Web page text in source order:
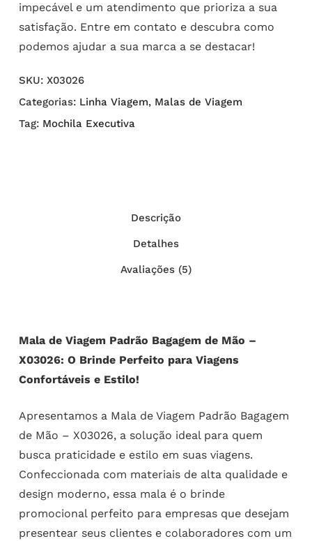
impecável e um atendimento que prioriza a sua
satisfação. Entre em contato e descubra como
podemos ajudar a sua marca a se destacar!
SKU: X03026
Categorias: Linha Viagem, Malas de Viagem
Tag: Mochila Executiva
Descrição
Detalhes
Avaliações (5)
Mala de Viagem Padrão Bagagem de Mão –
X03026: O Brinde Perfeito para Viagens
Confortáveis e Estilo!
Apresentamos a Mala de Viagem Padrão Bagagem
de Mão – X03026, a solução ideal para quem
busca praticidade e estilo em suas viagens.
Confeccionada com materiais de alta qualidade e
design moderno, essa mala é o brinde
promocional perfeito para empresas que desejam
presentear seus clientes e colaboradores com um